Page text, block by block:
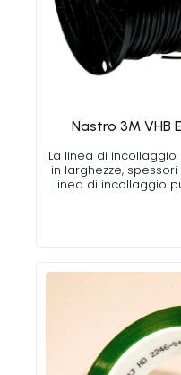
Nastro 3M VHB
La linea di
in larghezze,
linea di incollaggio